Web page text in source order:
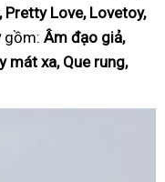
Pretty Love, Lovetoy,
gồm: Âm đạo giả,
mát xa, Que rung,